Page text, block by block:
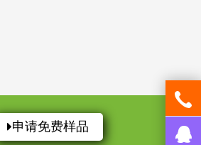
申请免费样品